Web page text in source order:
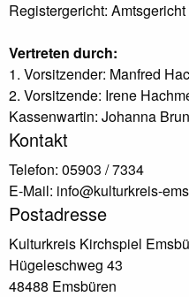
Registergericht:
Vertreten durch:
1. Vorsitzender: Manfred
2. Vorsitzende: Irene
Kassenwartin: Johanna
Kontakt
Telefon: 05903 / 7334
E-Mail: info@kulturkreis-
Postadresse
Kulturkreis Kirchspiel
Hügeleschweg 43
48488 Emsbüren